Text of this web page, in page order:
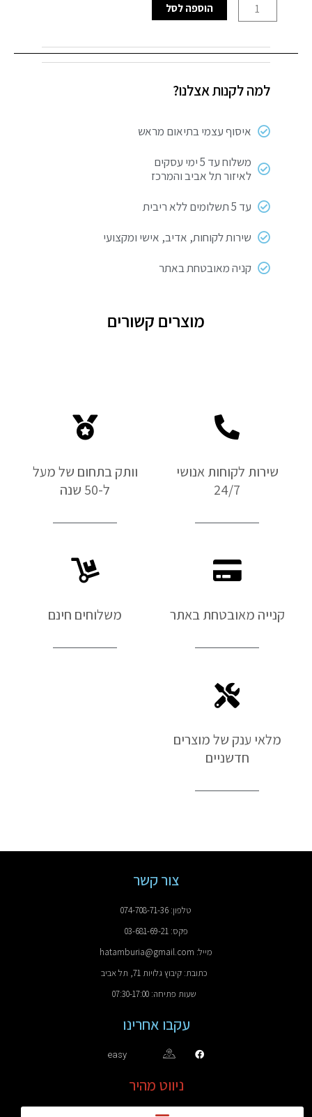
של
ל2
יונדאי
לבן
הוספה לסל
למה לקנות אצלנו?
איסוף עצמי בתיאום מראש
משלוח עד 5 ימי עסקים
לאיזור תל אביב והמרכז
עד 5 תשלומים ללא ריבית
שירות לקוחות, אדיב, אישי ומקצועי
קניה מאובטחת באתר
מוצרים קשורים
שירות לקוחות אנושי
24/7
וותק בתחום של מעל
ל-50 שנה
קנייה מאובטחת באתר משלוחים חינם
מלאי ענק של מוצרים
חדשניים
צור קשר
טלפון: 074-708-71-36
פקס: 03-681-69-21
מייל: hatamburia@gmail.com
כתובת: קיבוץ גלויות 71, תל אביב
שעות פתיחה: 07:30-17:00
עקבו אחרינו
easy
ניווט מהיר